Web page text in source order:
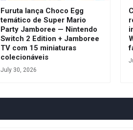
Furuta lança Choco Egg
temático de Super Mario
Party Jamboree — Nintendo
Switch 2 Edition + Jamboree
TV com 15 miniaturas
colecionáveis
July 30, 2026